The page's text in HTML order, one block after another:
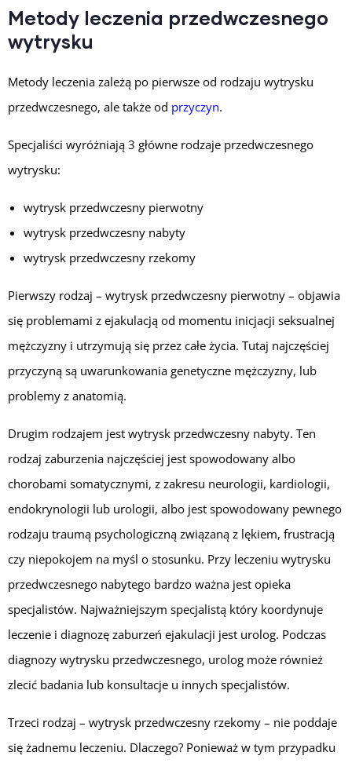
Metody leczenia przedwczesnego
wytrysku
Metody leczenia zależą po pierwsze od rodzaju wytrysku
przedwczesnego, ale także od przyczyn.
Specjaliści wyróżniają 3 główne rodzaje przedwczesnego
wytrysku:
wytrysk przedwczesny pierwotny
wytrysk przedwczesny nabyty
wytrysk przedwczesny rzekomy
Pierwszy rodzaj – wytrysk przedwczesny pierwotny – objawia
się problemami z ejakulacją od momentu inicjacji seksualnej
mężczyzny i utrzymują się przez całe życia. Tutaj najczęściej
przyczyną są uwarunkowania genetyczne mężczyzny, lub
problemy z anatomią.
Drugim rodzajem jest wytrysk przedwczesny nabyty. Ten
rodzaj zaburzenia najczęściej jest spowodowany albo
chorobami somatycznymi, z zakresu neurologii, kardiologii,
endokrynologii lub urologii, albo jest spowodowany pewnego
rodzaju traumą psychologiczną związaną z lękiem, frustracją
czy niepokojem na myśl o stosunku. Przy leczeniu wytrysku
przedwczesnego nabytego bardzo ważna jest opieka
specjalistów. Najważniejszym specjalistą który koordynuje
leczenie i diagnozę zaburzeń ejakulacji jest urolog. Podczas
diagnozy wytrysku przedwczesnego, urolog może również
zlecić badania lub konsultacje u innych specjalistów.
Trzeci rodzaj – wytrysk przedwczesny rzekomy – nie poddaje
się żadnemu leczeniu. Dlaczego? Ponieważ w tym przypadku